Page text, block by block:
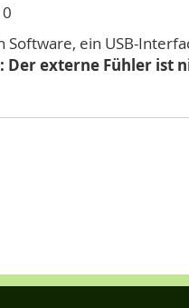
Software, ein USB-
Der externe Fühler